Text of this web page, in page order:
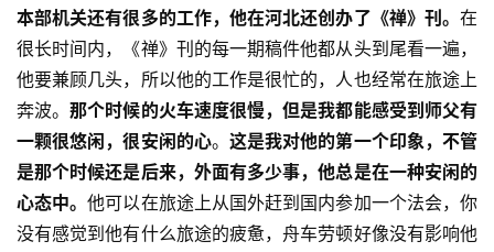
本部机关还有很多的工作，他在河北还创办了《禅》刊。 在
很长时间内，《禅》刊的每一期稿件他都从头到尾看一遍，
他要兼顾几头，所以他的工作是很忙的，人也经常在旅途上
奔波。那个时候的火车速度很慢，但是我都能感受到师父有
一颗很悠闲，很安闲的心。 这是我对他的第一个印象，不管
是那个时候还是后来，外面有多少事，他总是在一种安闲的
心态中。他可以在旅途上从国外赶到国内参加一个法会，你
没有感觉到他有什么旅途的疲惫，舟车劳顿好像没有影响他